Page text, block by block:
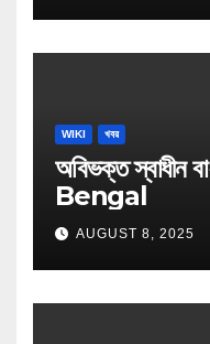
WIKI খবর
অবিভক্ত স্বাধীন
Bengal
AUGUST 8, 2025